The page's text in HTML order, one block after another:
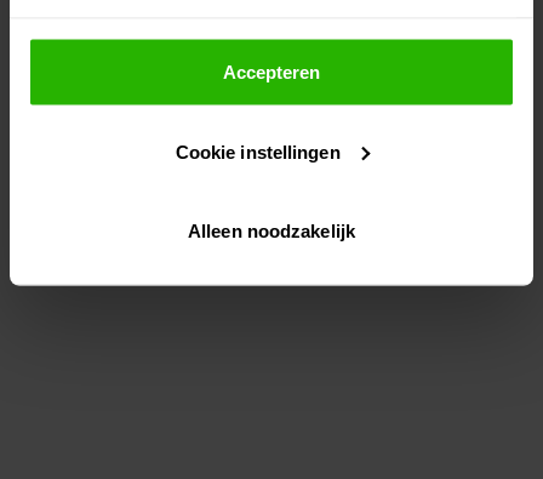
Als je op "Accepteer" klikt, dan geef je Voordeeluitjes.nl
toestemming om cookies voor social media en
gepersonaliseerde advertenties te plaatsen.
Lees hier meer over in onsprivacybeleid
Via "Cookie instellingen" kun je ook zelf instellen welke
Accepteren
Cookie instellingen
Alleen noodzakelijk